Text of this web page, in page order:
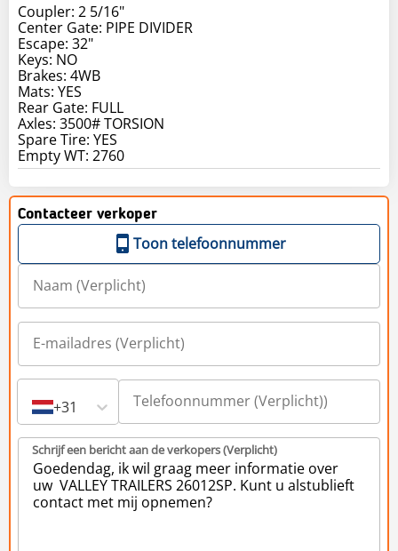
Coupler: 2 5/16"
Center Gate: PIPE DIVIDER
Escape: 32"
Keys: NO
Brakes: 4WB
Mats: YES
Rear Gate: FULL
Axles: 3500# TORSION
Spare Tire: YES
Contacteer verkoper
Toon telefoonnummer
+31
Schrijf een bericht aan de verkopers (Verplicht)